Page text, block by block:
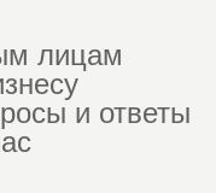
лицам
и ответы